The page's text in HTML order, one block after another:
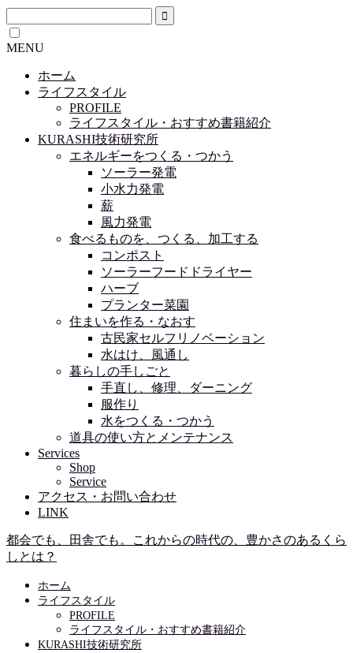
MENU
ホーム
ライフスタイル
PROFILE
ライフスタイル・おすすめ書籍紹介
KURASHI技術研究所
エネルギーをつくる・つかう
ソーラー発電
小水力発電
薪
風力発電
食べるものを、つくる、加工する
コンポスト
ソーラーフードドライヤー
ハーブ
プランター菜園
住まいを作る・なおす
古民家セルフリノベーション
水はけ、風通し
暮らしの手しごと
手直し、修理、ダーニング
服作り
水をつくる・つかう
道具の使い方とメンテナンス
Services
Shop
Service
アクセス・お問い合わせ
LINK
都会でも、田舎でも。これからの時代の、豊かさのあるくら
しとは？
ホーム
ライフスタイル
PROFILE
ライフスタイル・おすすめ書籍紹介
KURASHI技術研究所